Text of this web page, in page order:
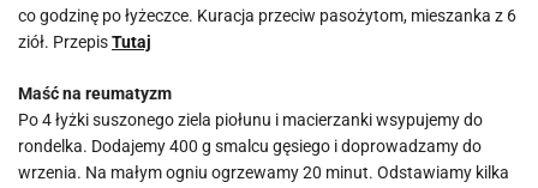
co godzinę po łyżeczce. Kuracja przeciw pasożytom, mieszanka z 6
ziół. PrzepisTutaj
Maść na reumatyzm
Po 4 łyżki suszonego ziela piołunu i macierzanki wsypujemy do
rondelka. Dodajemy 400 g smalcu gęsiego i doprowadzamy do
wrzenia. Na małym ogniu ogrzewamy 20 minut. Odstawiamy kilka